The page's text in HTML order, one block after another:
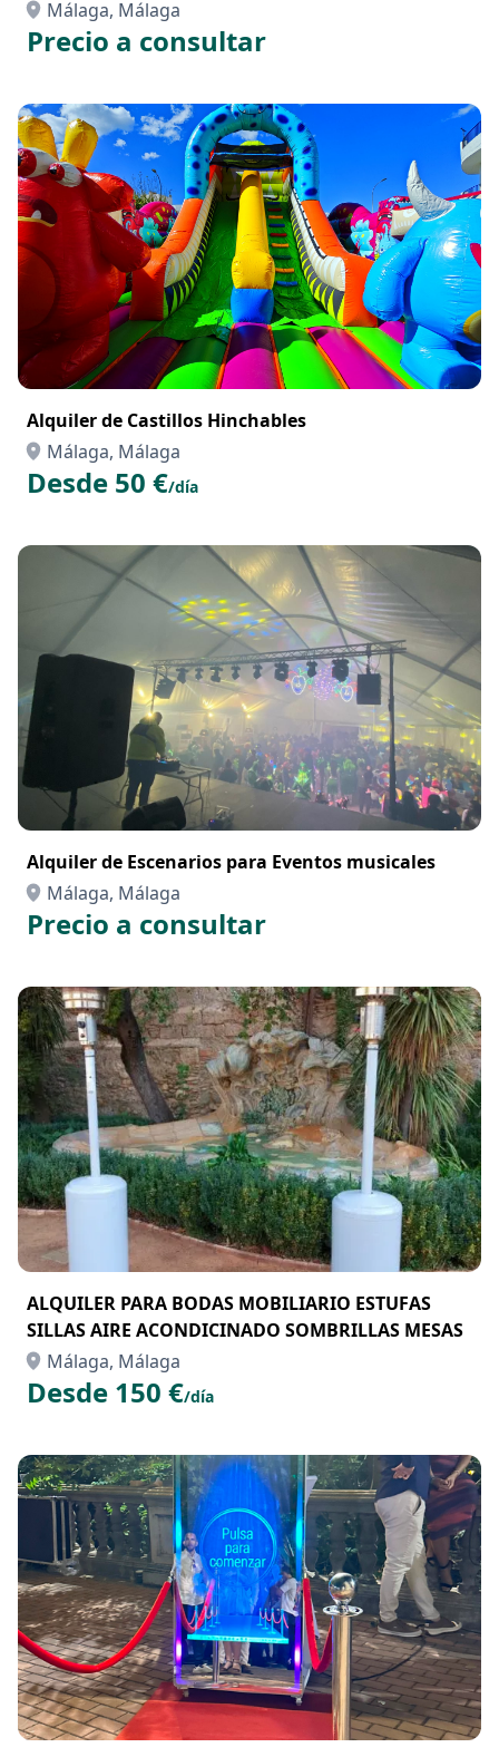
Málaga, Málaga
Precio a consultar
Alquiler de Castillos Hinchables
Málaga, Málaga
Desde 50 €/día
Alquiler de Escenarios para Eventos musicales
Málaga, Málaga
Precio a consultar
ALQUILER PARA BODAS MOBILIARIO ESTUFAS
SILLAS AIRE ACONDICINADO SOMBRILLAS MESAS
Málaga, Málaga
Desde 150 €/día